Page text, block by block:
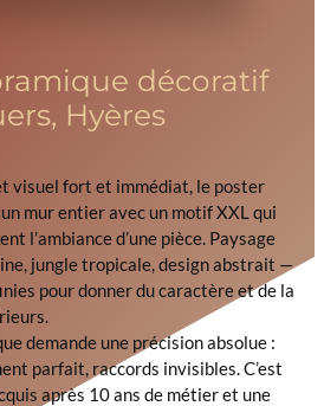
décoratif
Hyères
visuel fort et immédiat, le poster
mur entier avec un motif XXL qui
l’ambiance d’une pièce. Paysage
jungle tropicale, design abstrait —
pour donner du caractère et de la
demande une précision absolue :
parfait, raccords invisibles. C’est
après 10 ans de métier et une